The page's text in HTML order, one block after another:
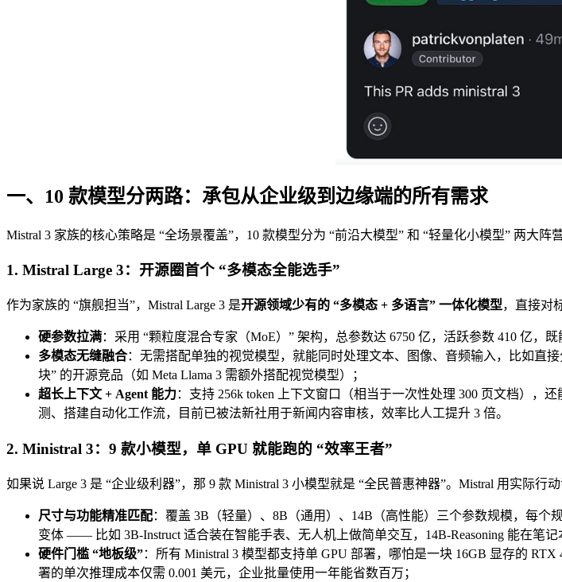
一、10 款模型分两路：承包从企业级到边缘端的所有需求
Mistral 3 家族的核心策略是 “全场景覆盖”，10 款模型分为 “前沿大模型” 和 “轻量化小模型” 两大阵
1. Mistral Large 3：开源圈首个 “多模态全能选手”
作为家族的 “旗舰担当”，Mistral Large 3 是开源领域少有的 “多模态 + 多语言” 一体化模型，直接对
硬参数拉满：采用 “颗粒度混合专家（MoE）” 架构，总参数达 6750 亿，活跃参数 410 亿，
多模态无缝融合：无需搭配单独的视觉模型，就能同时处理文本、图像、音频输入，比如直
块” 的开源竞品（如 Meta Llama 3 需额外搭配视觉模型）；
超长上下文 + Agent 能力：支持 256k token 上下文窗口（相当于一次性处理 300 页文档）
测、搭建自动化工作流，目前已被法新社用于新闻内容审核，效率比人工提升 3 倍。
2. Ministral 3：9 款小模型，单 GPU 就能跑的 “效率王者”
如果说 Large 3 是 “企业级利器”，那 9 款 Ministral 3 小模型就是 “全民普惠神器”。Mistral 用实际行
尺寸与功能精准匹配：覆盖 3B（轻量）、8B（通用）、14B（高性能）三个参数规模，每个
变体 —— 比如 3B-Instruct 适合装在智能手表、无人机上做简单交互，14B-Reasoning 能在笔记
硬件门槛 “地板级”：所有 Ministral 3 模型都支持单 GPU 部署，哪怕是一块 16GB 显存的
署的单次推理成本仅需 0.001 美元，企业批量使用一年能省数百万；